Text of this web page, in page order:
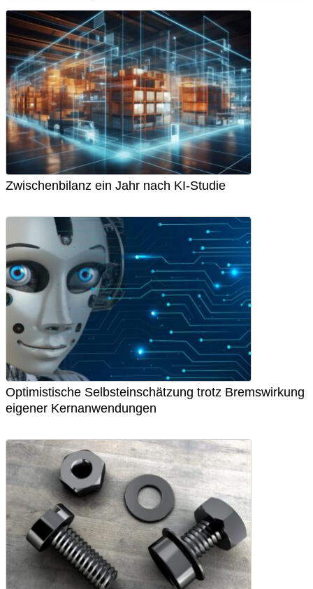
Zwischenbilanz ein Jahr nach KI-Studie
Optimistische Selbsteinschätzung trotz Bremswirkung
eigener Kernanwendungen